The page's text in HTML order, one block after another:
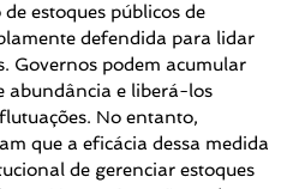
estoques públicos de
defendida para lidar
Governos podem acumular
abundância e liberá-los
No entanto,
que a eficácia dessa medida
de gerenciar estoques